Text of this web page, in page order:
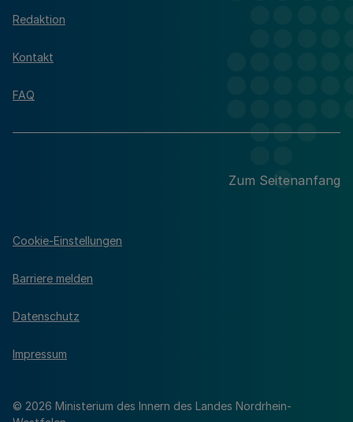
Redaktion
Kontakt
FAQ
Zum Seitenanfang
© 2026 Ministerium des Innern des Landes Nordrhein-
Cookie-Einstellungen
Barriere melden
Datenschutz
Impressum